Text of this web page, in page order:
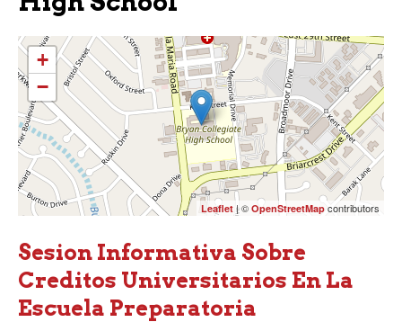
+
−
Leaflet | © OpenStreetMap contributors
Sesion Informativa Sobre
Creditos Universitarios En La
Escuela Preparatoria